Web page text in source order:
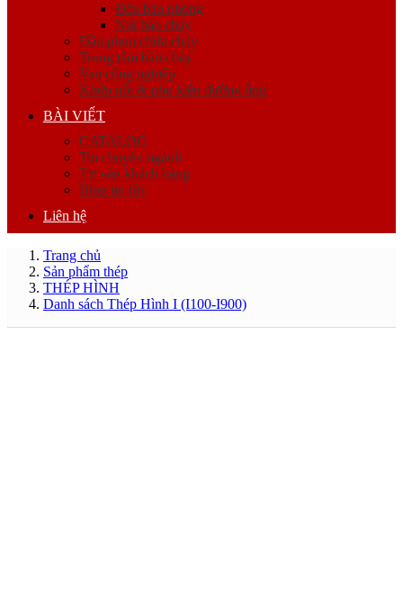
Đèn báo phòng
Nút báo cháy
Đầu phun chữa cháy
Trung tâm báo cháy
Van công nghiệp
Khớp nối & phụ kiện đường ống
BÀI VIẾT
CATALOG
Tin chuyên ngành
Tư vấn khách hàng
Blog tin tức
Liên hệ
Trang chủ
Sản phẩm thép
THÉP HÌNH
Danh sách Thép Hình I (I100-I900)